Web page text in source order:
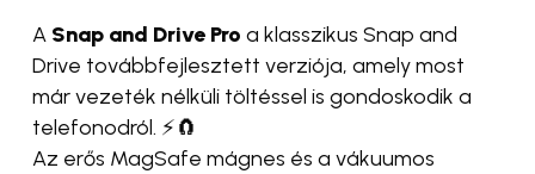
A Snap and Drive Pro a klasszikus Snap and
Drive továbbfejlesztett verziója, amely most
már vezeték nélküli töltéssel is gondoskodik a
telefonodról. ⚡🧲
Az erős MagSafe mágnes és a vákuumos